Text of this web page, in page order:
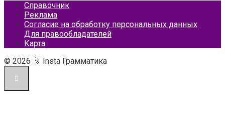
Справочник
Реклама
Согласие на обработку персональных данных
Для правообладателей
Карта
© 2026 🤳 Insta Грамматика